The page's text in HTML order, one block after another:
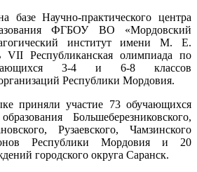
базе Научно-практического центра
ФГБОУ ВО «Мордовский
институт имени М. Е.
VII Республиканская олимпиада по
3-4 и 6-8 классов
Республики Мордовия.
приняли участие 73 обучающихся
Большеберезниковского,
Рузаевского, Чамзинского
Республики Мордовия и 20
городского округа Саранск.